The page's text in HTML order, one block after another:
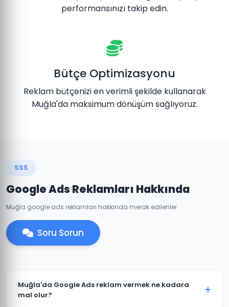
performansınızı takip edin.
Bütçe Optimizasyonu
Reklam bütçenizi en verimli şekilde kullanarak
Muğla'da maksimum dönüşüm sağlıyoruz.
SSS
Google Ads Reklamları Hakkında
Muğla google ads reklamları hakkında merak edilenler.
Soru Sorun
Muğla'da Google Ads reklam vermek ne kadara
mal olur?